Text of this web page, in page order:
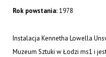
Rok powstania:1978
Instalacja Kennetha Lowella
Muzeum Sztuki w Łodzi ms1 i